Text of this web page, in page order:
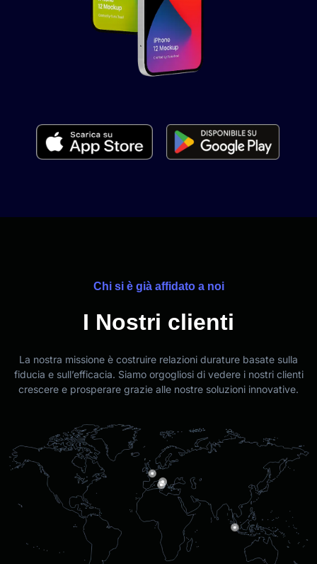
Chi si è già affidato a noi
I Nostri clienti
La nostra missione è costruire relazioni durature basate sulla
fiducia e sull’efficacia. Siamo orgogliosi di vedere i nostri clienti
crescere e prosperare grazie alle nostre soluzioni innovative.